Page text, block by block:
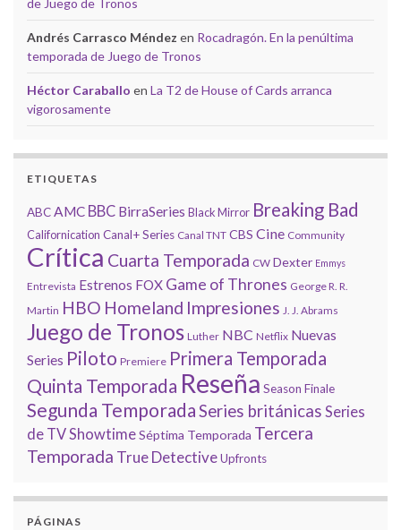
de Juego de Tronos
Andrés Carrasco Méndez en Rocadragón. En la penúltima
temporada de Juego de Tronos
Héctor Caraballo en La T2 de House of Cards arranca
vigorosamente
ETIQUETAS
ABCAMC BBC BirraSeries Black Mirror Breaking Bad
Californication Canal+ Series Canal TNT CBS Cine Community
Crítica Cuarta Temporada CW Dexter Emmys
Entrevista Estrenos FOX Game of Thrones George R. R.
Martin HBO Homeland Impresiones J. J. Abrams
Juego de Tronos Luther NBC Netflix Nuevas
Series Piloto Premiere Primera Temporada
Quinta Temporada Reseña Season Finale
Segunda TemporadaSeries británicas Series
de TVShowtimeSéptima Temporada Tercera
Temporada True DetectiveUpfronts
PÁGINAS